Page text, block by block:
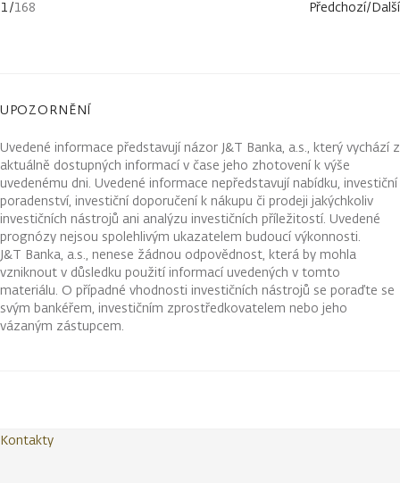
1/168 Předchozí/Další
UPOZORNĚNÍ
Uvedené informace představují názor J&T Banka, a.s., který vychází z
aktuálně dostupných informací v čase jeho zhotovení k výše
uvedenému dni. Uvedené informace nepředstavují nabídku, investiční
poradenství, investiční doporučení k nákupu či prodeji jakýchkoliv
investičních nástrojů ani analýzu investičních příležitostí. Uvedené
prognózy nejsou spolehlivým ukazatelem budoucí výkonnosti.
J&T Banka, a.s., nenese žádnou odpovědnost, která by mohla
vzniknout v důsledku použití informací uvedených v tomto
materiálu. O případné vhodnosti investičních nástrojů se poraďte se
svým bankéřem, investičním zprostředkovatelem nebo jeho
vázaným zástupcem.
Kontakty